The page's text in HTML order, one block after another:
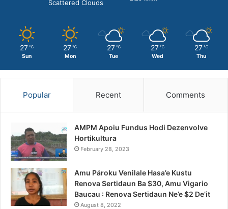
Scattered Clouds
27 ℃
Sun
27 ℃
Mon
27 ℃
Tue
27 ℃
Wed
27 ℃
Thu
Popular Recent Comments
AMPM Apoiu Fundus Hodi Dezenvolve
Hortikultura
February 28, 2023
Amu Pároku Venilale Hasa’e Kustu
Renova Sertidaun Ba $30, Amu Vigario
Baucau : Renova Sertidaun Ne’e $2 De’it
August 8, 2022